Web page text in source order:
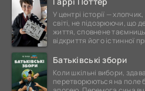
У центрі історії —
світі, не підозрюючи, що
життя, сповнене
відкриття його істинної
Батьківські збори
Коли шкільні вибори,
перетворюються на поле